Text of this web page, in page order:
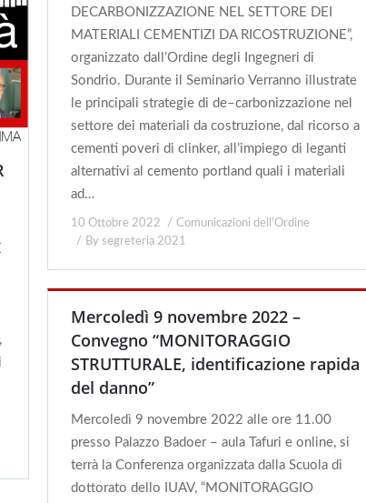
DECARBONIZZAZIONE NEL SETTORE DEI
MATERIALI CEMENTIZI DA RICOSTRUZIONE”,
organizzato dall’Ordine degli Ingegneri di
Sondrio. Durante il Seminario Verranno illustrate
le principali strategie di de–carbonizzazione nel
settore dei materiali da costruzione, dal ricorso a
cementi poveri di clinker, all’impiego di leganti
alternativi al cemento portland quali i materiali
ad…
10 Ottobre 2022
Comunicazioni dell'Ordine
By segreteria 2021
Mercoledì 9 novembre 2022 –
Convegno “MONITORAGGIO
STRUTTURALE, identificazione rapida
del danno”
Mercoledì 9 novembre 2022 alle ore 11.00
presso Palazzo Badoer – aula Tafuri e online, si
terrà la Conferenza organizzata dalla Scuola di
dottorato dello IUAV, “MONITORAGGIO